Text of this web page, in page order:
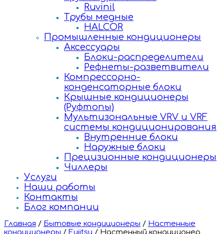
Ruvinil
Трубы медные
HALCOR
Промышленные кондиционеры
Аксессуары
Блоки-распределители
Рефнеты-разветвители
Компрессорно-
конденсаторные блоки
Крышные кондиционеры
(Руфтопы)
Мультизональные VRV и VRF
системы кондиционирования
Внутренние блоки
Наружные блоки
Прецизионные кондиционеры
Чиллеры
Услуги
Наши работы
Контакты
Блог компании
Главная / Бытовые кондиционеры / Настенные
кондиционеры / Fujitsu / Настенный кондиционер